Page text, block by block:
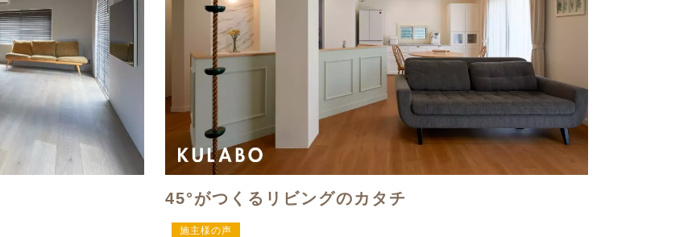
45°がつくるリビングのカタチ
施主様の声